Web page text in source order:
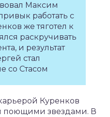
Максим
работать с
же тяготел к
раскручивать
и результат
стал
со Стасом
Куренков
поющими звездами. В